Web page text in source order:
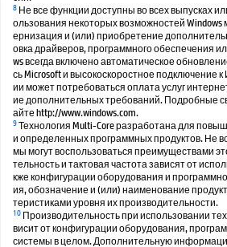
8 Не все функции доступны во всех выпусках
ользования некоторых возможностей
ернизация и (или) приобретение
овка драйверов, программного обеспечения
ws всегда включено автоматическое
сь Microsoft и высокоскоростное подключение
ии может потребоваться оплата услуг
ие дополнительных требований. Подробные
айте http://www.windows.com.
9Технология Multi-Core разработана для
и определенных программных продуктов. Не
мы могут воспользоваться преимуществами
тельность и тактовая частота зависят от
кже конфигурации оборудования и
ия, обозначение и (или) наименование
теристиками уровня их производительности.
10 Производительность при использовании
висит от конфигурации оборудования,
системы в целом. Дополнительную